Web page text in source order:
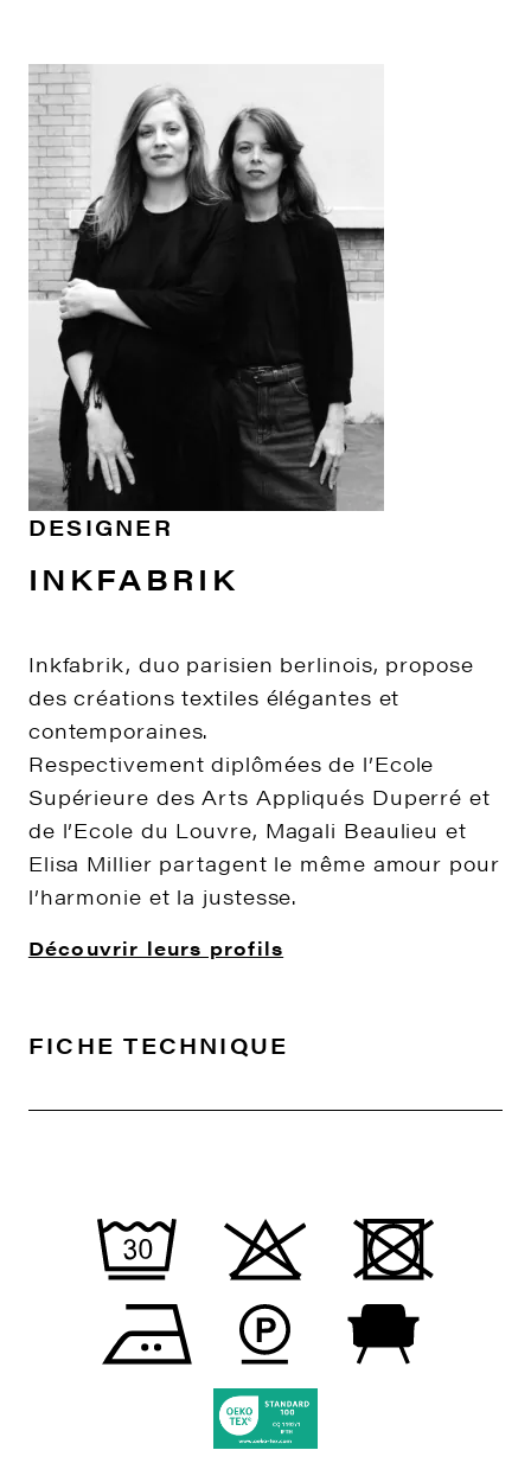
DESIGNER
INKFABRIK
Inkfabrik, duo parisien berlinois, propose
des créations textiles élégantes et
contemporaines.
Respectivement diplômées de l’Ecole
Supérieure des Arts Appliqués Duperré et
de l’Ecole du Louvre, Magali Beaulieu et
Elisa Millier partagent le même amour pour
l’harmonie et la justesse.
Découvrir leurs profils
FICHE TECHNIQUE